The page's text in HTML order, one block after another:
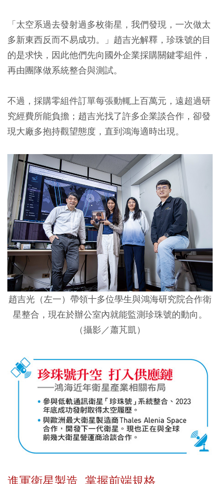
「太空系過去發射過多枚衛星，我們發現，一次做太
多新東西反而不易成功。」趙吉光解釋，珍珠號的目
的是求快，因此他們先向國外企業採購關鍵零組件，
再由團隊做系統整合與測試。
不過，採購零組件訂單每張動輒上百萬元，遠超過研
究經費所能負擔；趙吉光找了許多企業談合作，卻發
現大廠多抱持觀望態度，直到鴻海適時出現。
趙吉光（左一）帶領十多位學生與鴻海研究院合作衛
星整合，現在於辦公室內就能監測珍珠號的動向。
（攝影／蕭芃凱）